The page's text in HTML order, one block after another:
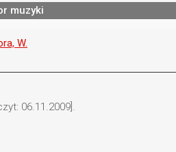
muzyki
W.
06.11.2009].